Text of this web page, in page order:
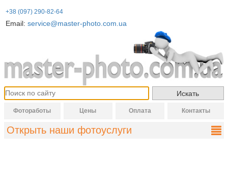
+38 (097) 290-82-64
Email: service@master-photo.com.ua
Фотоработы Цены Оплата Контакты
Открыть наши фотоуслуги